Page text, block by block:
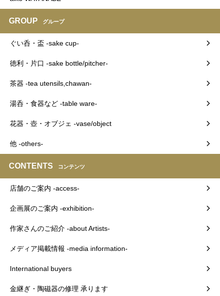
GROUP グループ
ぐい呑・盃 -sake cup-
徳利・片口 -sake bottle/pitcher-
茶器 -tea utensils,chawan-
湯呑・食器など -table ware-
花器・壺・オブジェ -vase/object
他 -others-
CONTENTS コンテンツ
店舗のご案内 -access-
企画展のご案内 -exhibition-
作家さんのご紹介 -about Artists-
メディア掲載情報 -media information-
International buyers
金継ぎ・陶磁器の修理 承ります